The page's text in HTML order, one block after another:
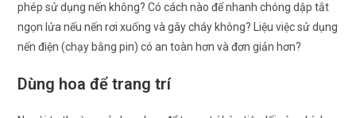
phép sử dụng nến không? Có cách nào để nhanh chóng dập tắt
ngọn lửa nếu nến rơi xuống và gây cháy không? Liệu việc sử dụng
nến điện (chạy bằng pin) có an toàn hơn và đơn giản hơn?
Dùng hoa để trang trí